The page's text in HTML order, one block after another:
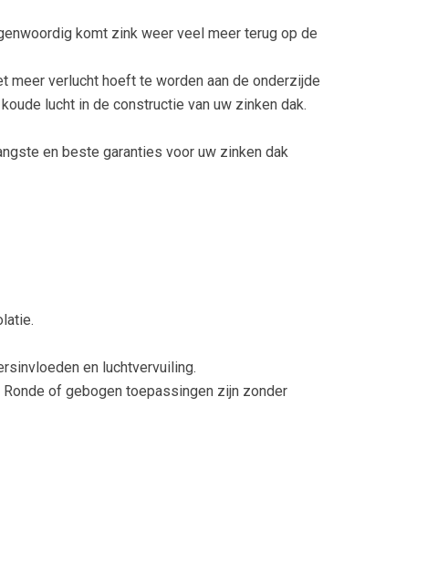
komt zink weer veel meer terug op de
meer verlucht hoeft te worden aan de onderzijde
lucht in de constructie van uw zinken dak.
en beste garanties voor uw zinken dak
en luchtvervuiling.
of gebogen toepassingen zijn zonder